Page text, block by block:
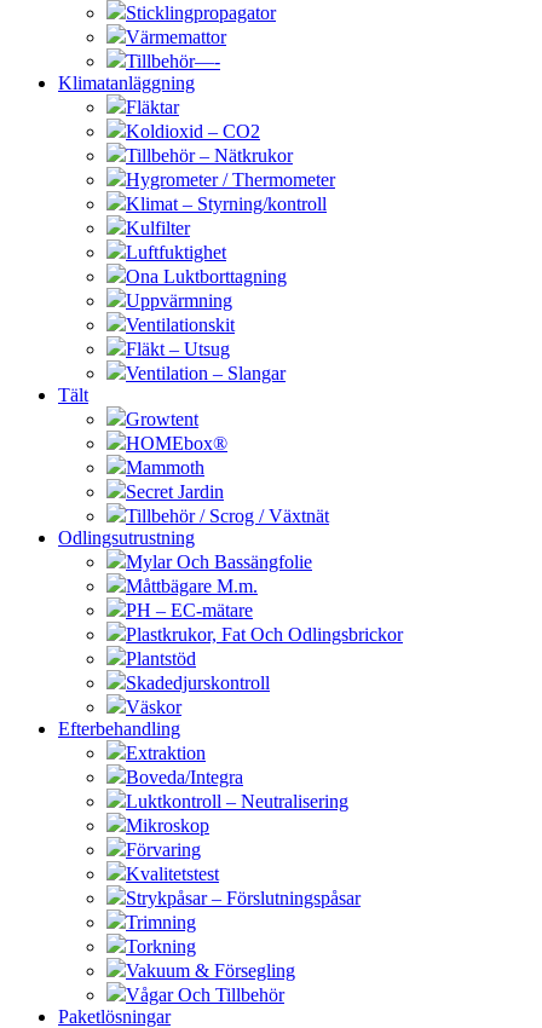
Sticklingpropagator
Värmemattor
Tillbehör—-
Klimatanläggning
Fläktar
Koldioxid – CO2
Tillbehör – Nätkrukor
Hygrometer / Thermometer
Klimat – Styrning/kontroll
Kulfilter
Luftfuktighet
Ona Luktborttagning
Uppvärmning
Ventilationskit
Fläkt – Utsug
Ventilation – Slangar
Tält
Growtent
HOMEbox®
Mammoth
Secret Jardin
Tillbehör / Scrog / Växtnät
Odlingsutrustning
Mylar Och Bassängfolie
Måttbägare M.m.
PH – EC-mätare
Plastkrukor, Fat Och Odlingsbrickor
Plantstöd
Skadedjurskontroll
Väskor
Efterbehandling
Extraktion
Boveda/Integra
Luktkontroll – Neutralisering
Mikroskop
Förvaring
Kvalitetstest
Strykpåsar – Förslutningspåsar
Trimning
Torkning
Vakuum & Försegling
Vågar Och Tillbehör
Paketlösningar